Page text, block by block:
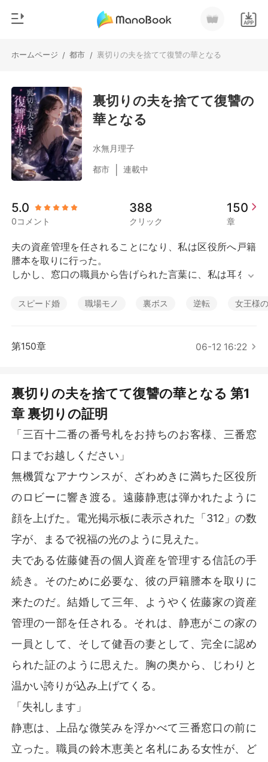
ホームページ / 都市 / 裏切りの夫を捨てて復讐の華となる
チャージ
閲覧履歴
ログアウトします
検索
ジャンル
都市
恋愛
人狼
マフィア
短編傑作
裏切りの夫を捨てて復讐の
華となる
水無月理子
都市 連載中
5.0
0コメント
388
クリック
150
章
夫の資産管理を任されることになり、私は区役所へ戸籍
謄本を取りに行った。
しかし、窓口の職員から告げられた言葉に、私は耳を疑
「お客様は現在、未婚となっております」
た。
この3年間、私は佐藤家の体面を保つための無料の家政
婦であり、私が心血を注いだ事業の資産さえも、彼らに
奪われようとしていた。
で息が止まりそうになった。
その時、財界の重鎮から私のスマートフォンに一本の電
「私の孫と結婚したまえ。そうすれば、全てが君の後ろ
盾となる」
きたちが待つ偽りの家へ向けて、決然と歩き出した。
スピード婚 職場モノ 裏ボス 逆転 女王様
第150章 06-12 16:22
裏切りの夫を捨てて復讐の華となる 第1
章 裏切りの証明
「三百十二番の番号札をお持ちのお客様、三番窓
口までお越しください」
無機質なアナウンスが、ざわめきに満ちた区役所
のロビーに響き渡る。遠藤静恵は弾かれたように
顔を上げた。電光掲示板に表示された「312」の数
字が、まるで祝福の光のように見えた。
夫である佐藤健吾の個人資産を管理する信託の手
続き。そのために必要な、彼の戸籍謄本を取りに
来たのだ。結婚して三年、ようやく佐藤家の資産
管理の一部を任される。それは、静恵がこの家の
一員として、そして健吾の妻として、完全に認め
られた証のように思えた。胸の奥から、じわりと
温かい誇りが込み上げてくる。
「失礼します」
静恵は、上品な微笑みを浮かべて三番窓口の前に
立った。職員の鈴木恵美と名札にある女性が、ど